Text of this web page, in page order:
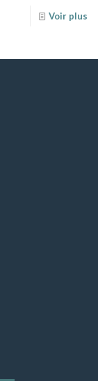
Voir plus